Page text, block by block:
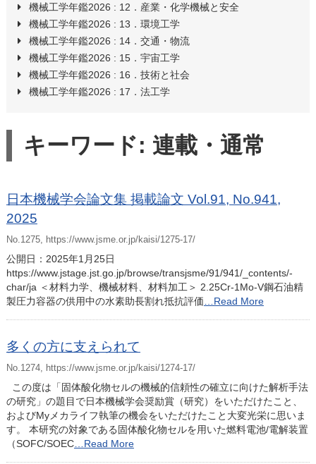
機械工学年鑑2026 : 12．産業・化学機械と安全
機械工学年鑑2026 : 13．環境工学
機械工学年鑑2026 : 14．交通・物流
機械工学年鑑2026 : 15．宇宙工学
機械工学年鑑2026 : 16．技術と社会
機械工学年鑑2026 : 17．法工学
キーワード: 連載・通常
日本機械学会論文集 掲載論文 Vol.91, No.941,
2025
No.1275, https://www.jsme.or.jp/kaisi/1275-17/
公開日：2025年1月25日
https://www.jstage.jst.go.jp/browse/transjsme/91/941/_contents/-
char/ja ＜材料力学、機械材料、材料加工＞ 2.25Cr-1Mo-V鋼石油精
製圧力容器の供用中の水素助長割れ抵抗評価 …Read More
多くの方に支えられて
No.1274, https://www.jsme.or.jp/kaisi/1274-17/
この度は「固体酸化物セルの機械的信頼性の確立に向けた解析手法
の研究」の題目で日本機械学会奨励賞（研究）をいただけたこと、
およびMyメカライフ執筆の機会をいただけたこと大変光栄に思いま
す。 本研究の対象である固体酸化物セルを用いた燃料電池/電解装置
（SOFC/SOEC…Read More